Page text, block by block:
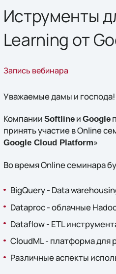
Иструменты
Learning от
Запись вебинара
Уважаемые дамы и господа!
Компании Softlineи Google
принять участие в Online
Google Cloud Platform»
Во время Online семинара
BigQuery - Data
Dataproc - облачные
Dataflow - ETL
CloudML - платформа для
Различные аспекты